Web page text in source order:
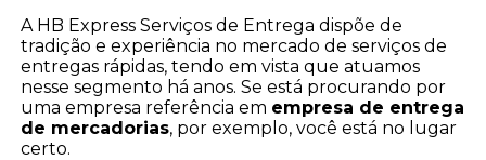
A HB Express Serviços de Entrega dispõe de
tradição e experiência no mercado de serviços de
entregas rápidas, tendo em vista que atuamos
nesse segmento há anos. Se está procurando por
uma empresa referência em empresa de entrega
de mercadorias, por exemplo, você está no lugar
certo.